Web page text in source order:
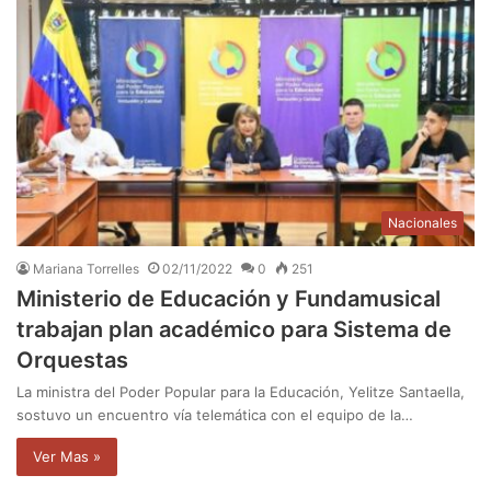
Nacionales
Mariana Torrelles 02/11/2022 0 251
Ministerio de Educación y Fundamusical
trabajan plan académico para Sistema de
Orquestas
La ministra del Poder Popular para la Educación, Yelitze Santaella,
sostuvo un encuentro vía telemática con el equipo de la…
Ver Mas »